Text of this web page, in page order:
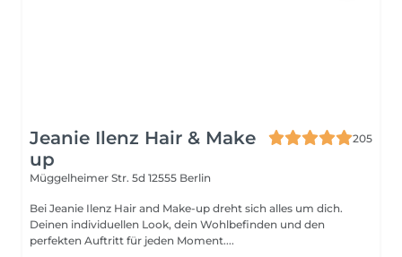
Jeanie Ilenz Hair & Make
up
205
Müggelheimer Str. 5d 12555 Berlin
Bei Jeanie Ilenz Hair and Make-up dreht sich alles um dich.
Deinen individuellen Look, dein Wohlbefinden und den
perfekten Auftritt für jeden Moment....